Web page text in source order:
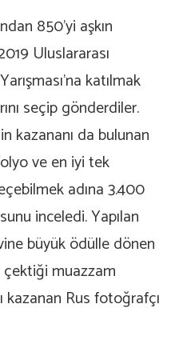
850’yi aşkın
Uluslararası
katılmak
seçip gönderdiler.
kazananı da bulunan
ve en iyi tek
adına 3.400
inceledi. Yapılan
büyük ödülle dönen
çektiği muazzam
kazanan Rus fotoğrafçı